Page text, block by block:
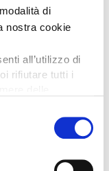
di
nostra cookie
all’utilizzo di
rifiutare tutti i
SELEZIONATI.
satelliti
Spectrum, una
«ascolterà»
la